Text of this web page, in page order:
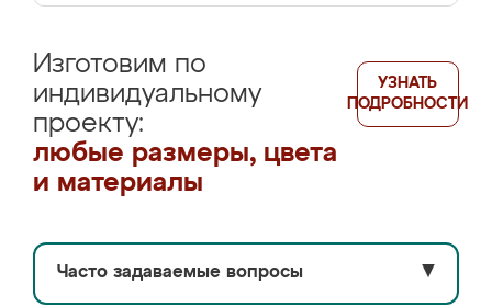
Изготовим по
индивидуальному
проекту:
любые размеры, цвета
и материалы
УЗНАТЬ
ПОДРОБНОСТИ
Часто задаваемые вопросы ▼